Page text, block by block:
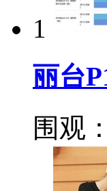
1
丽台
围观